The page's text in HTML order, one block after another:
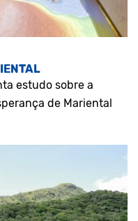
estudo sobre a
de Mariental